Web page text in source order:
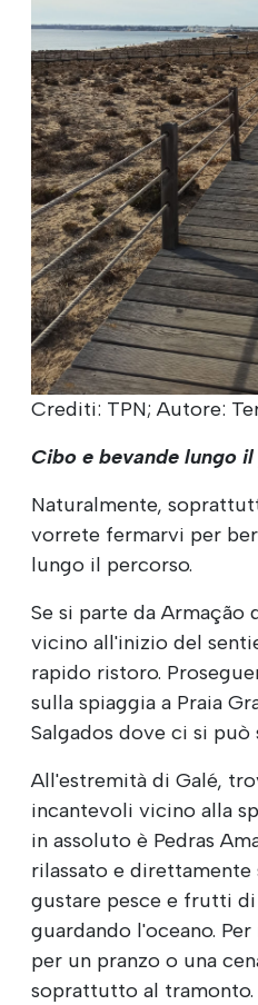
Crediti: TPN; Autore:
Cibo e bevande lungo
Naturalmente,
vorrete fermarvi per
lungo il percorso.
Se si parte da Armação
vicino all'inizio del
rapido ristoro.
sulla spiaggia a Praia
Salgados dove ci si può
All'estremità di Galé,
incantevoli vicino alla
in assoluto è Pedras
rilassato e direttamente
gustare pesce e frutti
guardando l'oceano.
per un pranzo o una
soprattutto al tramonto.